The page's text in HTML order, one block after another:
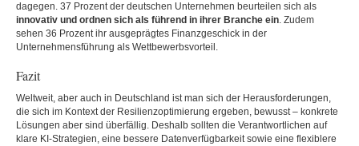
dagegen. 37 Prozent der deutschen Unternehmen beurteilen sich als
innovativ und ordnen sich als führend in ihrer Branche ein. Zudem
sehen 36 Prozent ihr ausgeprägtes Finanzgeschick in der
Unternehmensführung als Wettbewerbsvorteil.
Fazit
Weltweit, aber auch in Deutschland ist man sich der Herausforderungen,
die sich im Kontext der Resilienzoptimierung ergeben, bewusst – konkrete
Lösungen aber sind überfällig. Deshalb sollten die Verantwortlichen auf
klare KI-Strategien, eine bessere Datenverfügbarkeit sowie eine flexiblere